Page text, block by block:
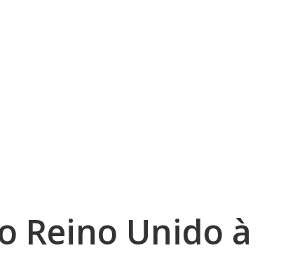
Reino Unido à